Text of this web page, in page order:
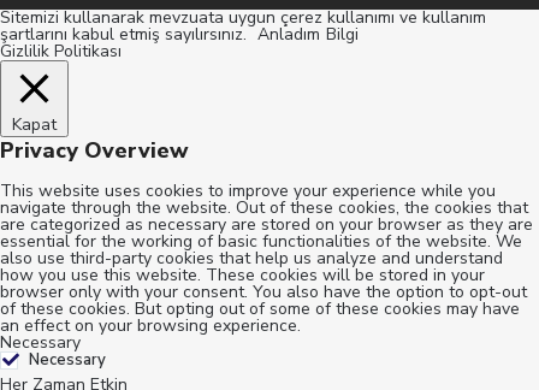
Sitemizi kullanarak mevzuata uygun çerez kullanımı ve kullanım
şartlarını kabul etmiş sayılırsınız. Anladım Bilgi
Gizlilik Politikası
Kapat
Privacy Overview
This website uses cookies to improve your experience while you
navigate through the website. Out of these cookies, the cookies that
are categorized as necessary are stored on your browser as they are
essential for the working of basic functionalities of the website. We
also use third-party cookies that help us analyze and understand
how you use this website. These cookies will be stored in your
browser only with your consent. You also have the option to opt-out
of these cookies. But opting out of some of these cookies may have
an effect on your browsing experience.
Necessary
Necessary
Her Zaman Etkin